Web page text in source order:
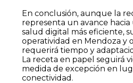
En conclusión, aunque la
representa un avance hacia
salud digital más eficiente,
operatividad en Mendoza y
requerirá tiempo y
La receta en papel seguirá
medida de excepción en
conectividad.